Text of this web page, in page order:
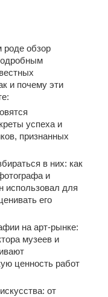
роде обзор
и почему эти
успеха и
признанных
в них: как
и
использовал для
его
на арт-рынке:
музеев и
ценность работ
от